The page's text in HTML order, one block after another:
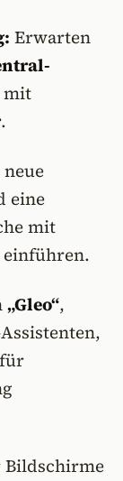
Erwarten
mit
.
neue
eine
mit
einführen.
„Gleo“,
Bildschirme